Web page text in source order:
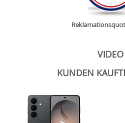
VIDEO
KUNDEN